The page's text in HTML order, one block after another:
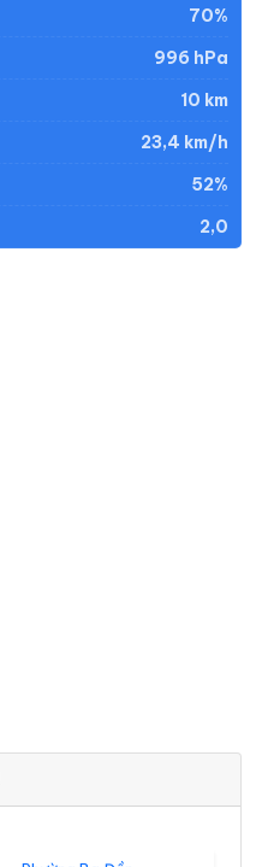
70%
996 hPa
10 km
23,4 km/h
52%
2,0